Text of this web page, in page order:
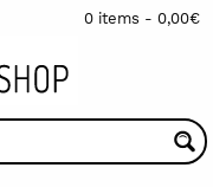
0 items - 0,00€